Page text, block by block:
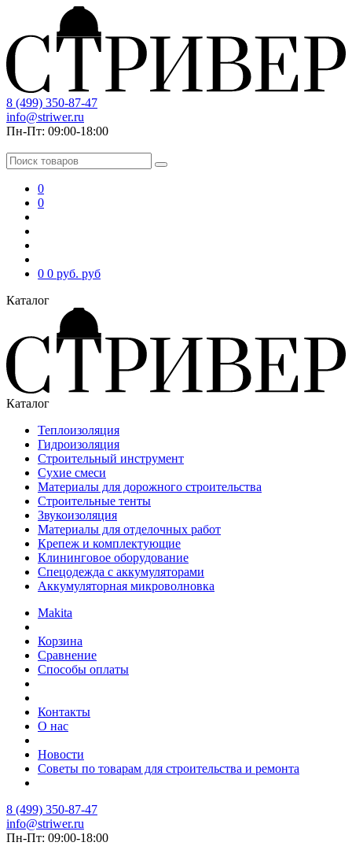
8 (499) 350-87-47
info@striwer.ru
Пн-Пт: 09:00-18:00
0
0
0 0 руб. руб
Каталог
Каталог
Теплоизоляция
Гидроизоляция
Строительный инструмент
Сухие смеси
Материалы для дорожного строительства
Строительные тенты
Звукоизоляция
Материалы для отделочных работ
Крепеж и комплектующие
Клининговое оборудование
Спецодежда с аккумуляторами
Аккумуляторная микроволновка
Makita
Корзина
Сравнение
Способы оплаты
Контакты
О нас
Новости
Советы по товарам для строительства и ремонта
8 (499) 350-87-47
info@striwer.ru
Пн-Пт: 09:00-18:00